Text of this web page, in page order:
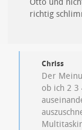
richtig
Chriss
Der
ob ich 2